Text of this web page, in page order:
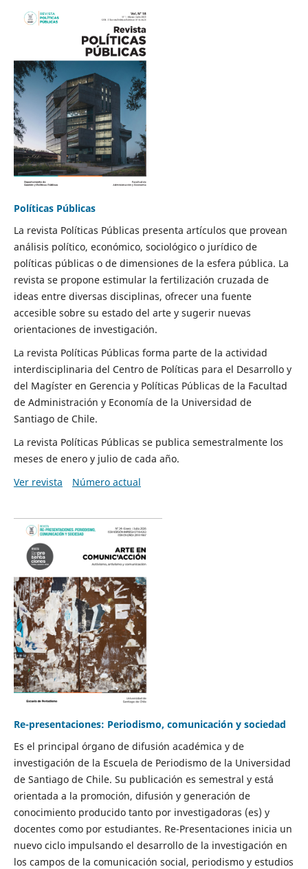
Políticas Públicas
La revista Políticas Públicas presenta artículos que provean
análisis político, económico, sociológico o jurídico de
políticas públicas o de dimensiones de la esfera pública. La
revista se propone estimular la fertilización cruzada de
ideas entre diversas disciplinas, ofrecer una fuente
accesible sobre su estado del arte y sugerir nuevas
orientaciones de investigación.
La revista Políticas Públicas forma parte de la actividad
interdisciplinaria del Centro de Políticas para el Desarrollo y
del Magíster en Gerencia y Políticas Públicas de la Facultad
de Administración y Economía de la Universidad de
Santiago de Chile.
La revista Políticas Públicas se publica semestralmente los
meses de enero y julio de cada año.
Ver revista
Número actual
Re-presentaciones: Periodismo, comunicación y sociedad
Es el principal órgano de difusión académica y de
investigación de la Escuela de Periodismo de la Universidad
de Santiago de Chile. Su publicación es semestral y está
orientada a la promoción, difusión y generación de
conocimiento producido tanto por investigadoras (es) y
docentes como por estudiantes. Re-Presentaciones inicia un
nuevo ciclo impulsando el desarrollo de la investigación en
los campos de la comunicación social, periodismo y estudios